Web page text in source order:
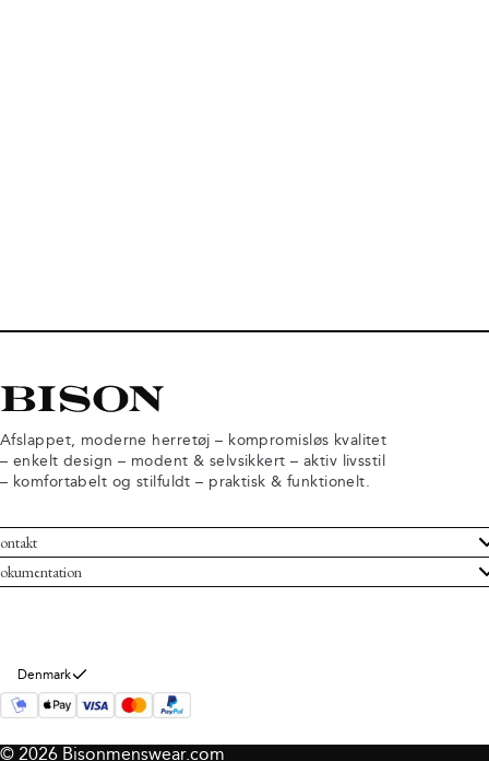
Afslappet, moderne herretøj – kompromisløs kvalitet
– enkelt design – modent & selvsikkert – aktiv livsstil
– komfortabelt og stilfuldt – praktisk & funktionelt.
Bisoninformation
Denmark
© 2026 Bisonmenswear.com